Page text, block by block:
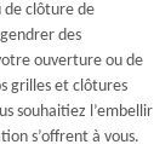
de clôture de
des
ouverture ou de
grilles et clôtures
souhaitiez l’embellir
s’offrent à vous.